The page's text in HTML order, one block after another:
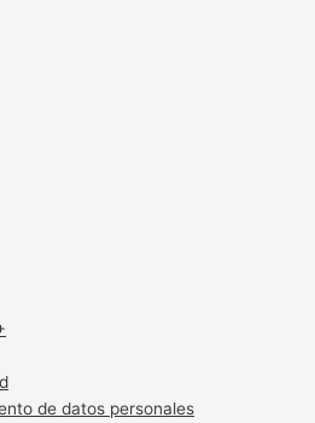
de datos personales